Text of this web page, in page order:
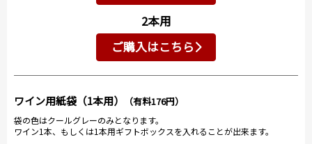
2本用
ご購入はこちら
ワイン用紙袋（1本用） （有料176円）
袋の色はクールグレーのみとなります。
ワイン1本、もしくは1本用ギフトボックスを入れることが出来ます。